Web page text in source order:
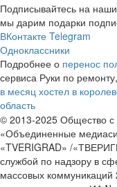
Подписывайтесь на
мы дарим подарки
ВКонтакте Telegram
Одноклассники
Подробнее о перенос
сервиса Руки по
в месяц хостел в
область
© 2013-2025 Общество с
«Объединенные
«TVERIGRAD» /
службой по надзору в
массовых коммуникаций